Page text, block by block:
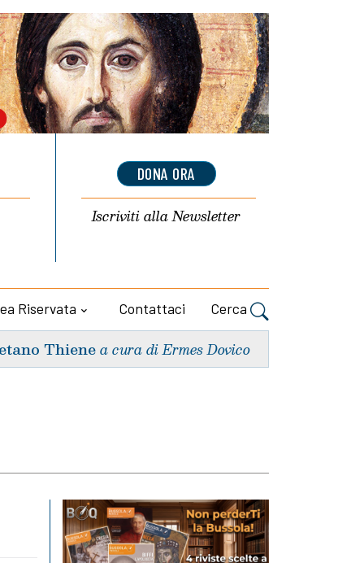
DONA ORA
Iscriviti allaNewsletter
Riservata Contattaci Cerca
Thiene a cura di Ermes Dovico